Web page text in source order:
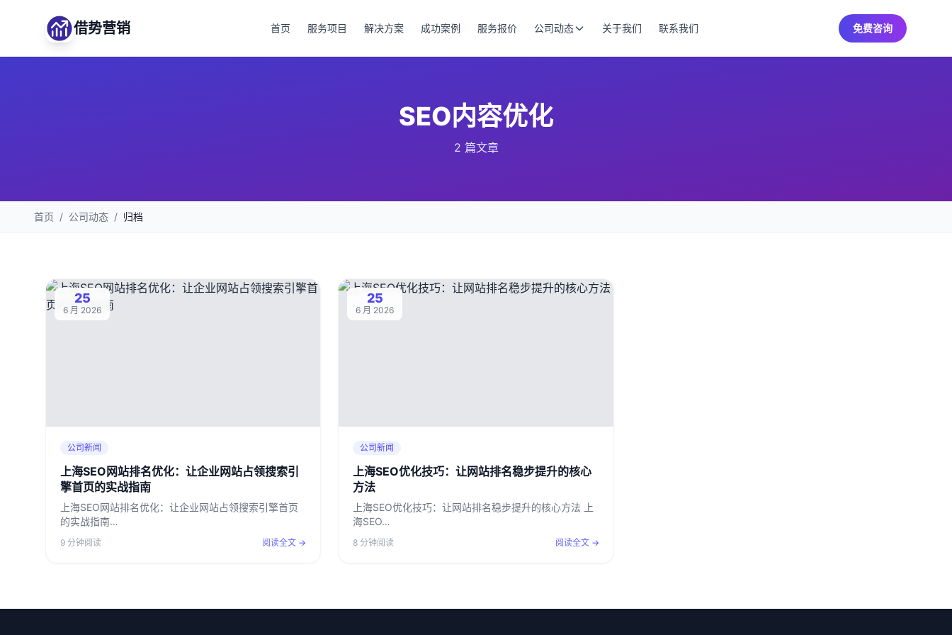
借势营销 首页 服务项目 解决方案 成功案例 服务报价 公司动态 关于我们 联系我们 免费咨询
SEO内容优化
2 篇文章
首页 / 公司动态 / 归档
25
6 月 2026
公司新闻
上海SEO网站排名优化：让企业网站占领搜索引
擎首页的实战指南
上海SEO网站排名优化：让企业网站占领搜索引擎首页
的实战指南…
9 分钟阅读 阅读全文 →
25
6 月 2026
公司新闻
上海SEO优化技巧：让网站排名稳步提升的核心
方法
上海SEO优化技巧：让网站排名稳步提升的核心方法 上
海SEO…
8 分钟阅读 阅读全文 →